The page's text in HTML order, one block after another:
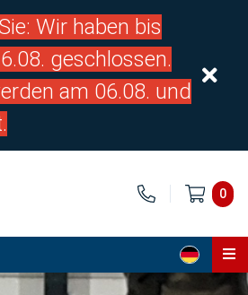
Wir haben bis
geschlossen.
am 06.08. und
0